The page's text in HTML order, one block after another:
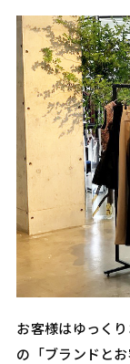
お客様はゆっく
の「ブランドと